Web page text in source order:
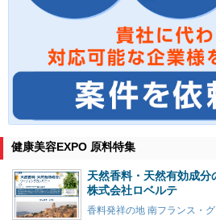
健康美容EXPO 原料特集
天然香料・天然有効成
株式会社ロベルテ
香料発祥の地 南フランス・